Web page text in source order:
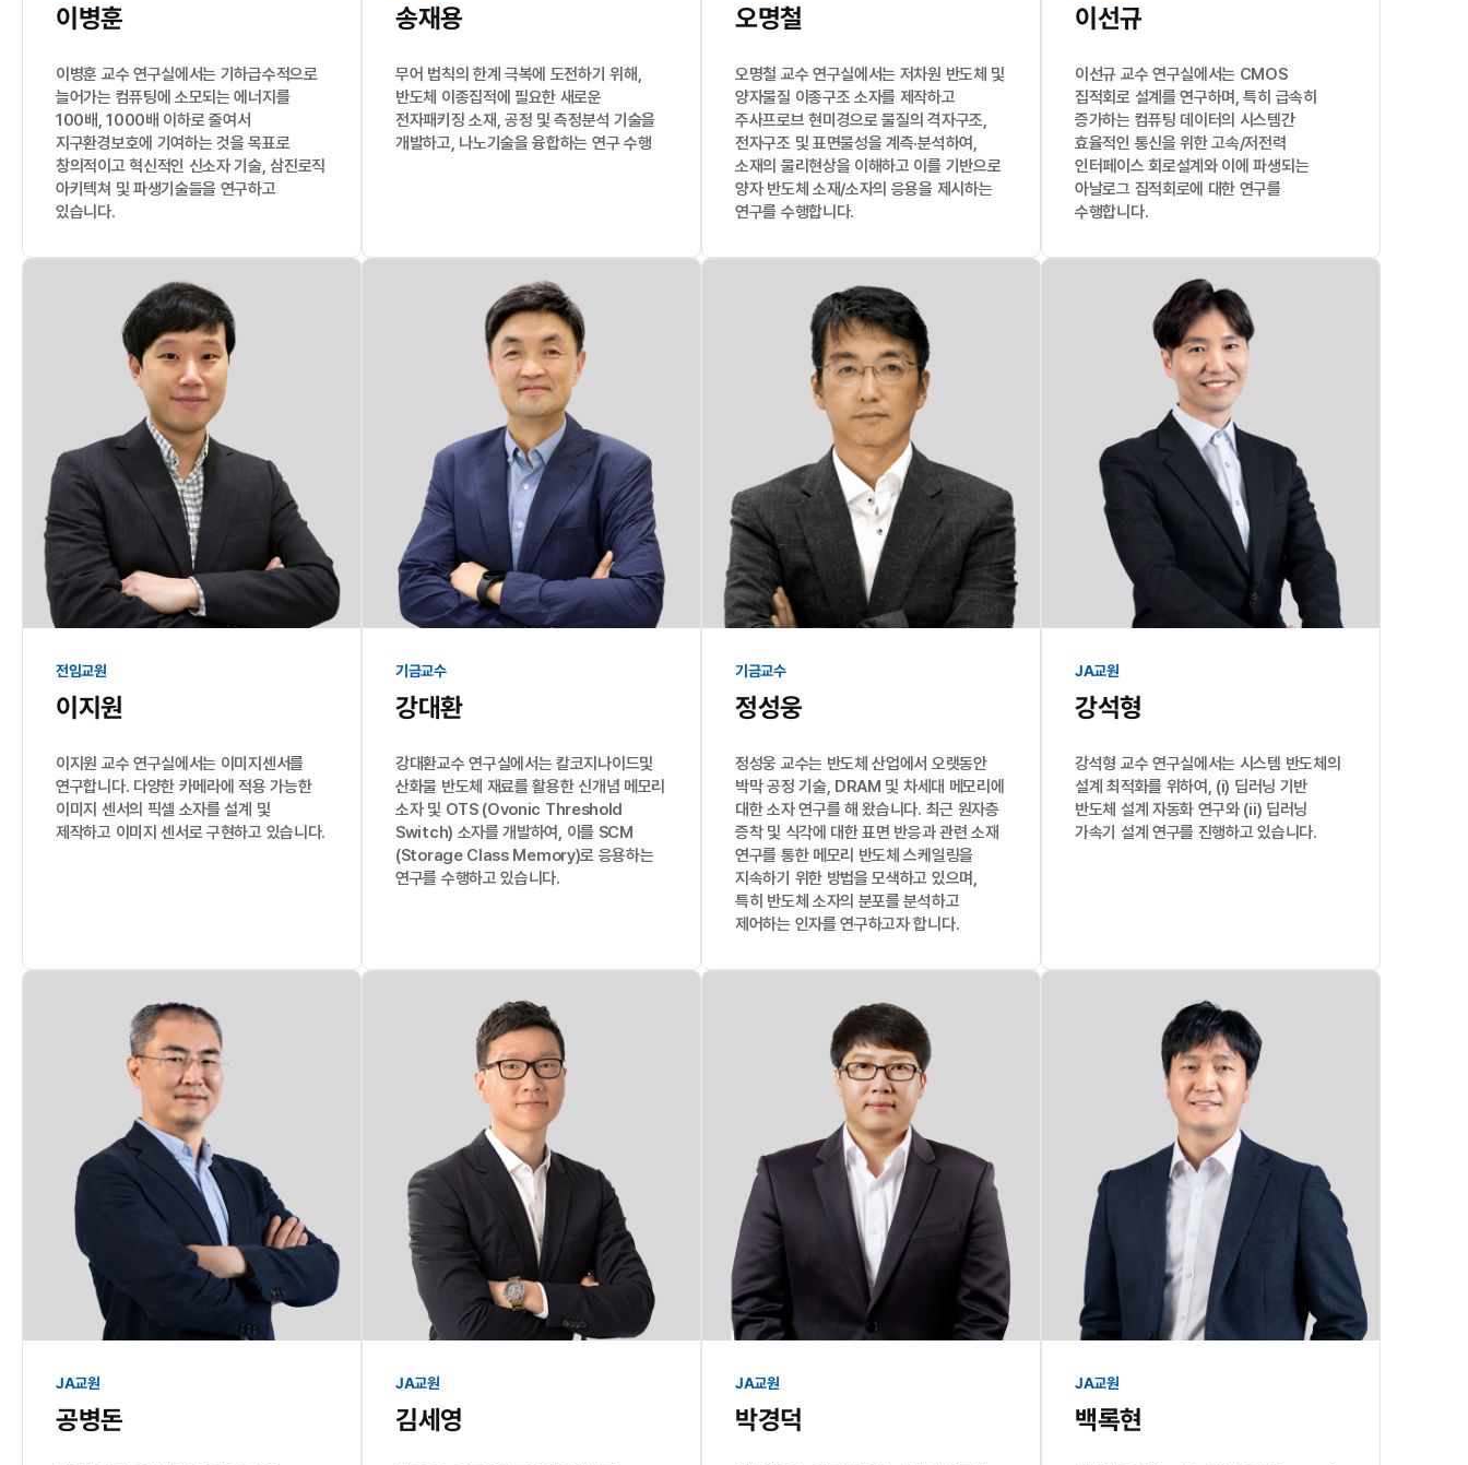
이병훈
이병훈 교수 연구실에서는 기하급수적으로
늘어가는 컴퓨팅에 소모되는 에너지를
100배, 1000배 이하로 줄여서
지구환경보호에 기여하는 것을 목표로
창의적이고 혁신적인 신소자 기술, 삼진로직
아키텍쳐 및 파생기술들을 연구하고
있습니다.
송재용
무어 법칙의 한계 극복에 도전하기 위해,
반도체 이종집적에 필요한 새로운
전자패키징 소재, 공정 및 측정분석 기술을
개발하고, 나노기술을 융합하는 연구 수행​
오명철
오명철 교수 연구실에서는 저차원 반도체 및
양자물질 이종구조 소자를 제작하고
주사프로브 현미경으로 물질의 격자구조,
전자구조 및 표면물성을 계측·분석하여,
소재의 물리현상을 이해하고 이를 기반으로
양자 반도체 소재/소자의 응용을 제시하는
연구를 수행합니다.
이선규
이선규 교수 연구실에서는 CMOS
집적회로 설계를 연구하며, 특히 급속히
증가하는 컴퓨팅 데이터의 시스템간
효율적인 통신을 위한 고속/저전력
인터페이스 회로설계와 이에 파생되는
아날로그 집적회로에 대한 연구를
수행합니다.
전임교원
이지원
이지원 교수 연구실에서는 이미지센서를
연구합니다. 다양한 카메라에 적용 가능한
이미지 센서의 픽셀 소자를 설계 및
제작하고 이미지 센서로 구현하고 있습니다.
기금교수
강대환
강대환교수 연구실에서는 칼코지나이드및
산화물 반도체 재료를 활용한 신개념 메모리
소자 및 OTS (Ovonic Threshold
Switch) 소자를 개발하여, 이를 SCM
(Storage Class Memory)로 응용하는
연구를 수행하고 있습니다.
기금교수
정성웅
정성웅 교수는 반도체 산업에서 오랫동안
박막 공정 기술, DRAM 및 차세대 메모리에
대한 소자 연구를 해 왔습니다. 최근 원자층
증착 및 식각에 대한 표면 반응과 관련 소재
연구를 통한 메모리 반도체 스케일링을
지속하기 위한 방법을 모색하고 있으며,
특히 반도체 소자의 분포를 분석하고
제어하는 인자를 연구하고자 합니다.
JA교원
강석형
강석형 교수 연구실에서는 시스템 반도체의
설계 최적화를 위하여, (i) 딥러닝 기반
반도체 설계 자동화 연구와 (ii) 딥러닝
가속기 설계 연구를 진행하고 있습니다.
JA교원
공병돈
JA교원
김세영
JA교원
박경덕
JA교원
백록현